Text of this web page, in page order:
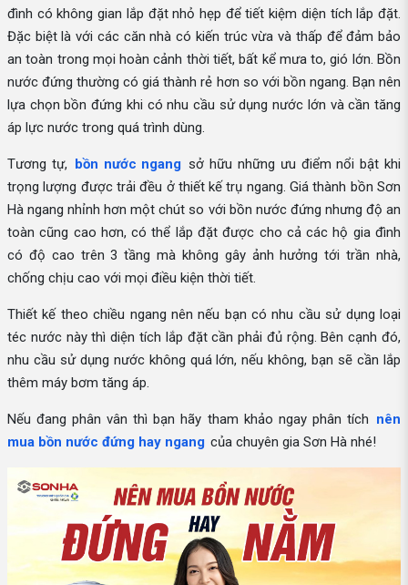
đình có không gian lắp đặt nhỏ hẹp để tiết kiệm diện tích lắp đặt.
Đặc biệt là với các căn nhà có kiến trúc vừa và thấp để đảm bảo
an toàn trong mọi hoàn cảnh thời tiết, bất kể mưa to, gió lớn. Bồn
nước đứng thường có giá thành rẻ hơn so với bồn ngang. Bạn nên
lựa chọn bồn đứng khi có nhu cầu sử dụng nước lớn và cần tăng
áp lực nước trong quá trình dùng.
Tương tự, bồn nước ngang sở hữu những ưu điểm nổi bật khi
trọng lượng được trải đều ở thiết kế trụ ngang. Giá thành bồn Sơn
Hà ngang nhỉnh hơn một chút so với bồn nước đứng nhưng độ an
toàn cũng cao hơn, có thể lắp đặt được cho cả các hộ gia đình
có độ cao trên 3 tầng mà không gây ảnh hưởng tới trần nhà,
chống chịu cao với mọi điều kiện thời tiết.
Thiết kế theo chiều ngang nên nếu bạn có nhu cầu sử dụng loại
téc nước này thì diện tích lắp đặt cần phải đủ rộng. Bên cạnh đó,
nhu cầu sử dụng nước không quá lớn, nếu không, bạn sẽ cần lắp
thêm máy bơm tăng áp.
Nếu đang phân vân thì bạn hãy tham khảo ngay phân tích nên
mua bồn nước đứng hay ngang của chuyên gia Sơn Hà nhé!